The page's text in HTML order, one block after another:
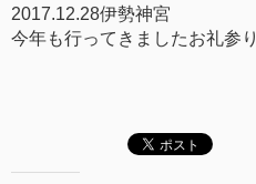
2017.12.28伊勢神宮
今年も行ってきましたお礼参り